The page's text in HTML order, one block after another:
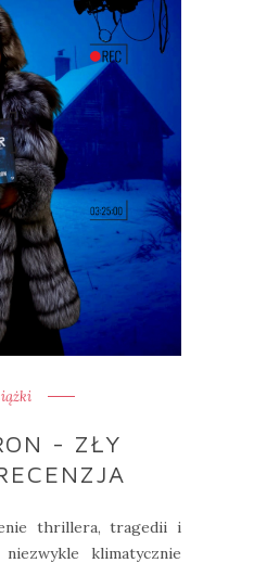
- ZŁY
thrillera, tragedii i
klimatycznie